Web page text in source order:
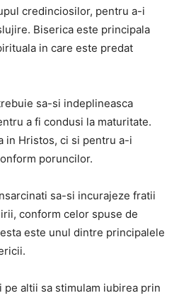
credinciosilor, pentru a-i
Biserica este principala
in care este predat
sa-si indeplineasca
a fi condusi la maturitate.
in Hristos, ci si pentru a-i
poruncilor.
sa-si incurajeze fratii
conform celor spuse de
este unul dintre principalele
pe altii sa stimulam iubirea prin